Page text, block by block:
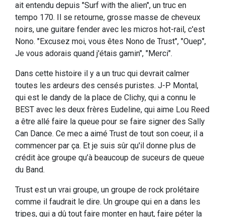
ait entendu depuis "Surf with the alien", un truc en
tempo 170. Il se retourne, grosse masse de cheveux
noirs, une guitare fender avec les micros hot-rail, c'est
Nono. "Excusez moi, vous êtes Nono de Trust", "Ouep",
Je vous adorais quand j'étais gamin", "Merci".
Dans cette histoire il y a un truc qui devrait calmer
toutes les ardeurs des censés puristes. J-P Montal,
qui est le dandy de la place de Clichy, qui a connu le
BEST avec les deux frères Eudeline, qui aime Lou Reed
a être allé faire la queue pour se faire signer des Sally
Can Dance. Ce mec a aimé Trust de tout son coeur, il a
commencer par ça. Et je suis sûr qu'il donne plus de
crédit àce groupe qu’à beaucoup de suceurs de queue
du Band.
Trust est un vrai groupe, un groupe de rock prolétaire
comme il faudrait le dire. Un groupe qui en a dans les
tripes, qui a dû tout faire monter en haut, faire péter la